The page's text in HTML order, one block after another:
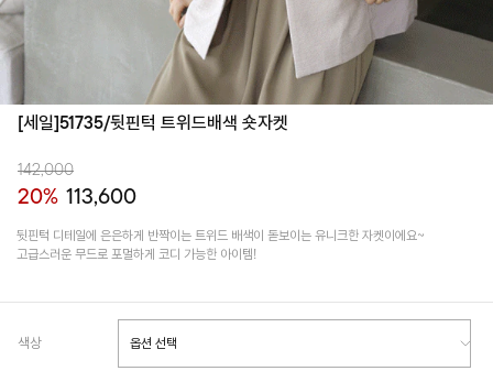
[세일]51735/뒷핀턱 트위드배색 숏자켓
142,000
20% 113,600
뒷핀턱 디테일에 은은하게 반짝이는 트위드 배색이 돋보이는 유니크한 자켓이에요~
고급스러운 무드로 포멀하게 코디 가능한 아이템!
색상